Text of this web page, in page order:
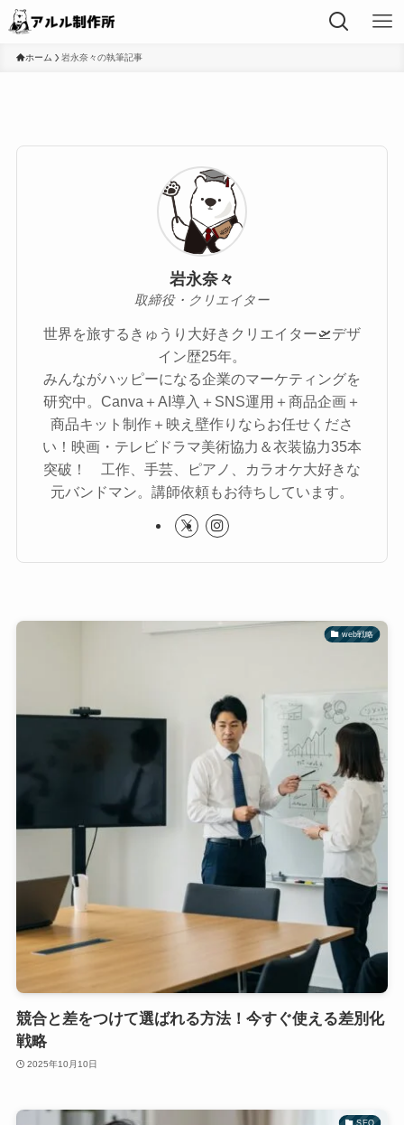
ホーム 岩永奈々の執筆記事
岩永奈々
取締役・クリエイター
世界を旅するきゅうり大好きクリエイター🛫デザ
イン歴25年。
みんながハッピーになる企業のマーケティングを
研究中。Canva＋AI導入＋SNS運用＋商品企画＋
商品キット制作＋映え壁作りならお任せくださ
い！映画・テレビドラマ美術協力＆衣装協力35本
突破！ 工作、手芸、ピアノ、カラオケ大好きな
元バンドマン。講師依頼もお待ちしています。
web戦略
競合と差をつけて選ばれる方法！今すぐ使える差別化
戦略
2025年10月10日
SEO